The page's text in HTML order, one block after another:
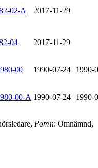
02-A 2017-11-29
04 2017-11-29
00 1990-07-24 1990-
00-A 1990-07-24 1990-
Pomn: Omnämnd,